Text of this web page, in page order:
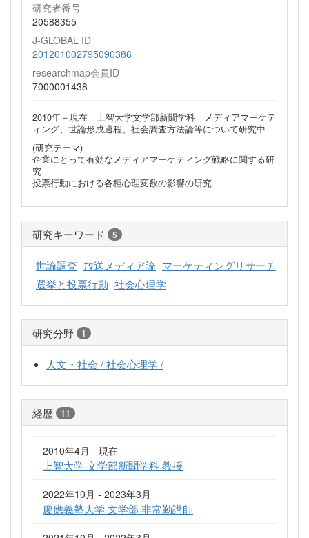
研究者番号
20588355
J-GLOBAL ID
201201002795090386
researchmap会員ID
7000001438
2010年－現在 上智大学文学部新聞学科 メディアマーケテ
ィング、世論形成過程、社会調査方法論等について研究中
(研究テーマ)
企業にとって有効なメディアマーケティング戦略に関する研
究
投票行動における各種心理変数の影響の研究
研究キーワード 5
世論調査 放送メディア論 マーケティングリサーチ
選挙と投票行動 社会心理学
研究分野 1
人文・社会 / 社会心理学 /
経歴 11
2010年4月 - 現在
上智大学 文学部新聞学科 教授
2022年10月 - 2023年3月
慶應義塾大学 文学部 非常勤講師